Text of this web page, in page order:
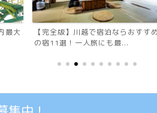
最大
【完全版】川越で宿泊ならおすすめ
の宿11選！一人旅にも最...